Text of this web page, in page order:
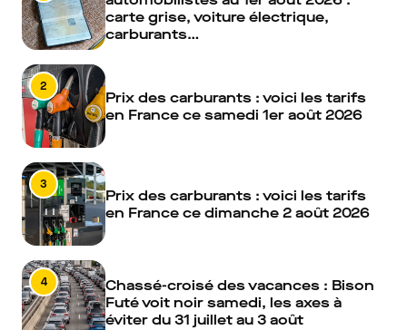
carte grise, voiture électrique,
carburants…
2
Prix des carburants : voici les tarifs
en France ce samedi 1er août 2026
3
Prix des carburants : voici les tarifs
en France ce dimanche 2 août 2026
4
Chassé-croisé des vacances : Bison
Futé voit noir samedi, les axes à
éviter du 31 juillet au 3 août